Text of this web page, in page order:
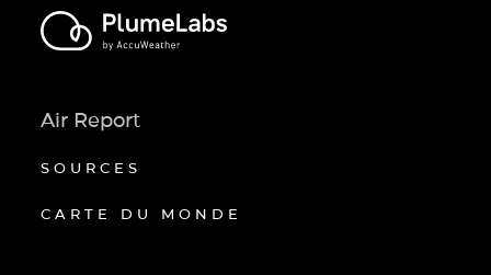
Air Report
SOURCES
CARTE DU MONDE